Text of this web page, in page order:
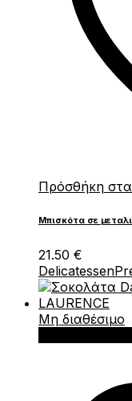
Πρόσθήκη
Μπισκότα σε
21.50 €
Delicatessen
Μη διαθέσιμο